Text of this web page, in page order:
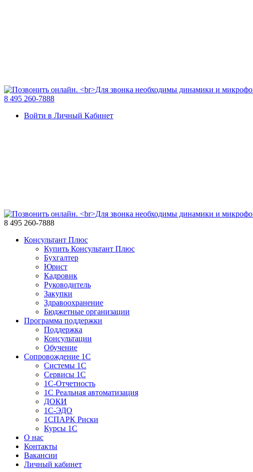
8 495 260-7888
Войти в Личный Кабинет
8 495 260-7888
Консультант Плюс
Купить Консультант Плюс
Бухгалтер
Юрист
Кадровик
Руководитель
Закупки
Здравоохранение
Бюджетные организации
Программа поддержки
Поддержка
Консультации
Обучение
Сопровождение 1С
Системы 1С
Сервисы 1С
1C-Отчетность
1С Реальная автоматизация
ДОКИ
1C-ЭДО
1СПАРК Риски
Курсы 1С
О нас
Контакты
Вакансии
Личный кабинет